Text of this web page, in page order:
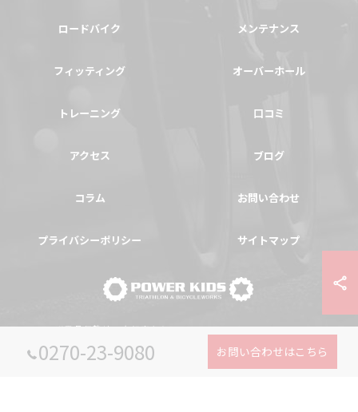
0270-23-9080 お問い合わせはこちら
ロードバイク メンテナンス
フィッティング オーバーホール
トレーニング 口コミ
アクセス ブログ
コラム お問い合わせ
プライバシーポリシー サイトマップ
© 2026 群馬県伊勢崎の自転車ならPOWER-KIDS ALL RIGHTS RESERVED.